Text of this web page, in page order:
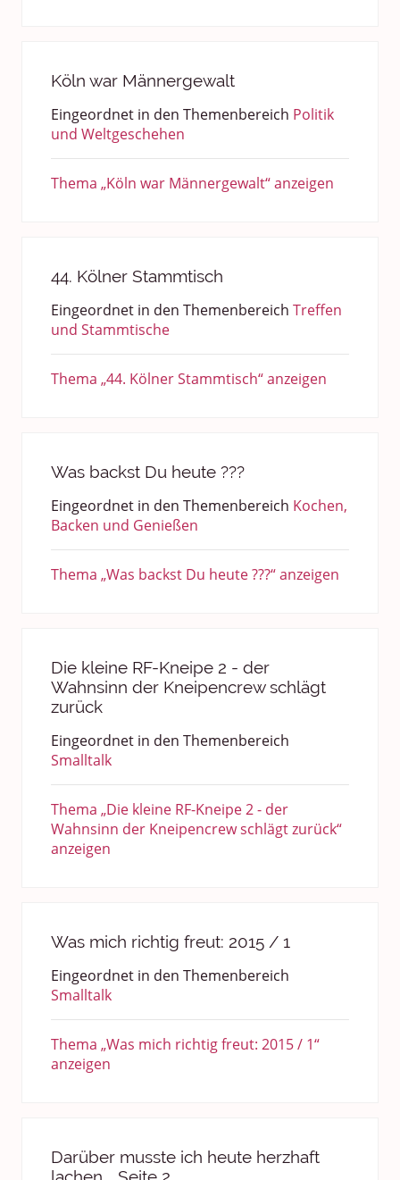
Köln war Männergewalt
Eingeordnet in den Themenbereich Politik
und Weltgeschehen
Thema „Köln war Männergewalt“ anzeigen
44. Kölner Stammtisch
Eingeordnet in den Themenbereich Treffen
und Stammtische
Thema „44. Kölner Stammtisch“ anzeigen
Was backst Du heute ???
Eingeordnet in den Themenbereich Kochen,
Backen und Genießen
Thema „Was backst Du heute ???“ anzeigen
Die kleine RF-Kneipe 2 - der
Wahnsinn der Kneipencrew schlägt
zurück
Eingeordnet in den Themenbereich
Smalltalk
Thema „Die kleine RF-Kneipe 2 - der
Wahnsinn der Kneipencrew schlägt zurück“
anzeigen
Was mich richtig freut: 2015 / 1
Eingeordnet in den Themenbereich
Smalltalk
Thema „Was mich richtig freut: 2015 / 1“
anzeigen
Darüber musste ich heute herzhaft